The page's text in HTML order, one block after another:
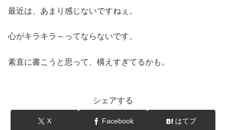
最近は、あまり感じないですねぇ。
心がキラキラ～ってならないです。
素直に書こうと思って、構えすぎてるかも。
シェアする
X Facebook はてブ